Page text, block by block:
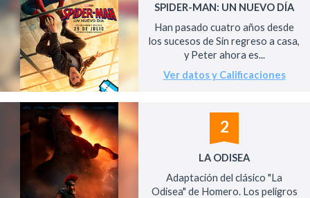
SPIDER-MAN: UN NUEVO DÍA
Han pasado cuatro años desde
los sucesos de Sin regreso a casa,
y Peter ahora es...
Ver datos y Calificaciones
2
LA ODISEA
Adaptación del clásico "La
Odisea" de Homero. Los peligros